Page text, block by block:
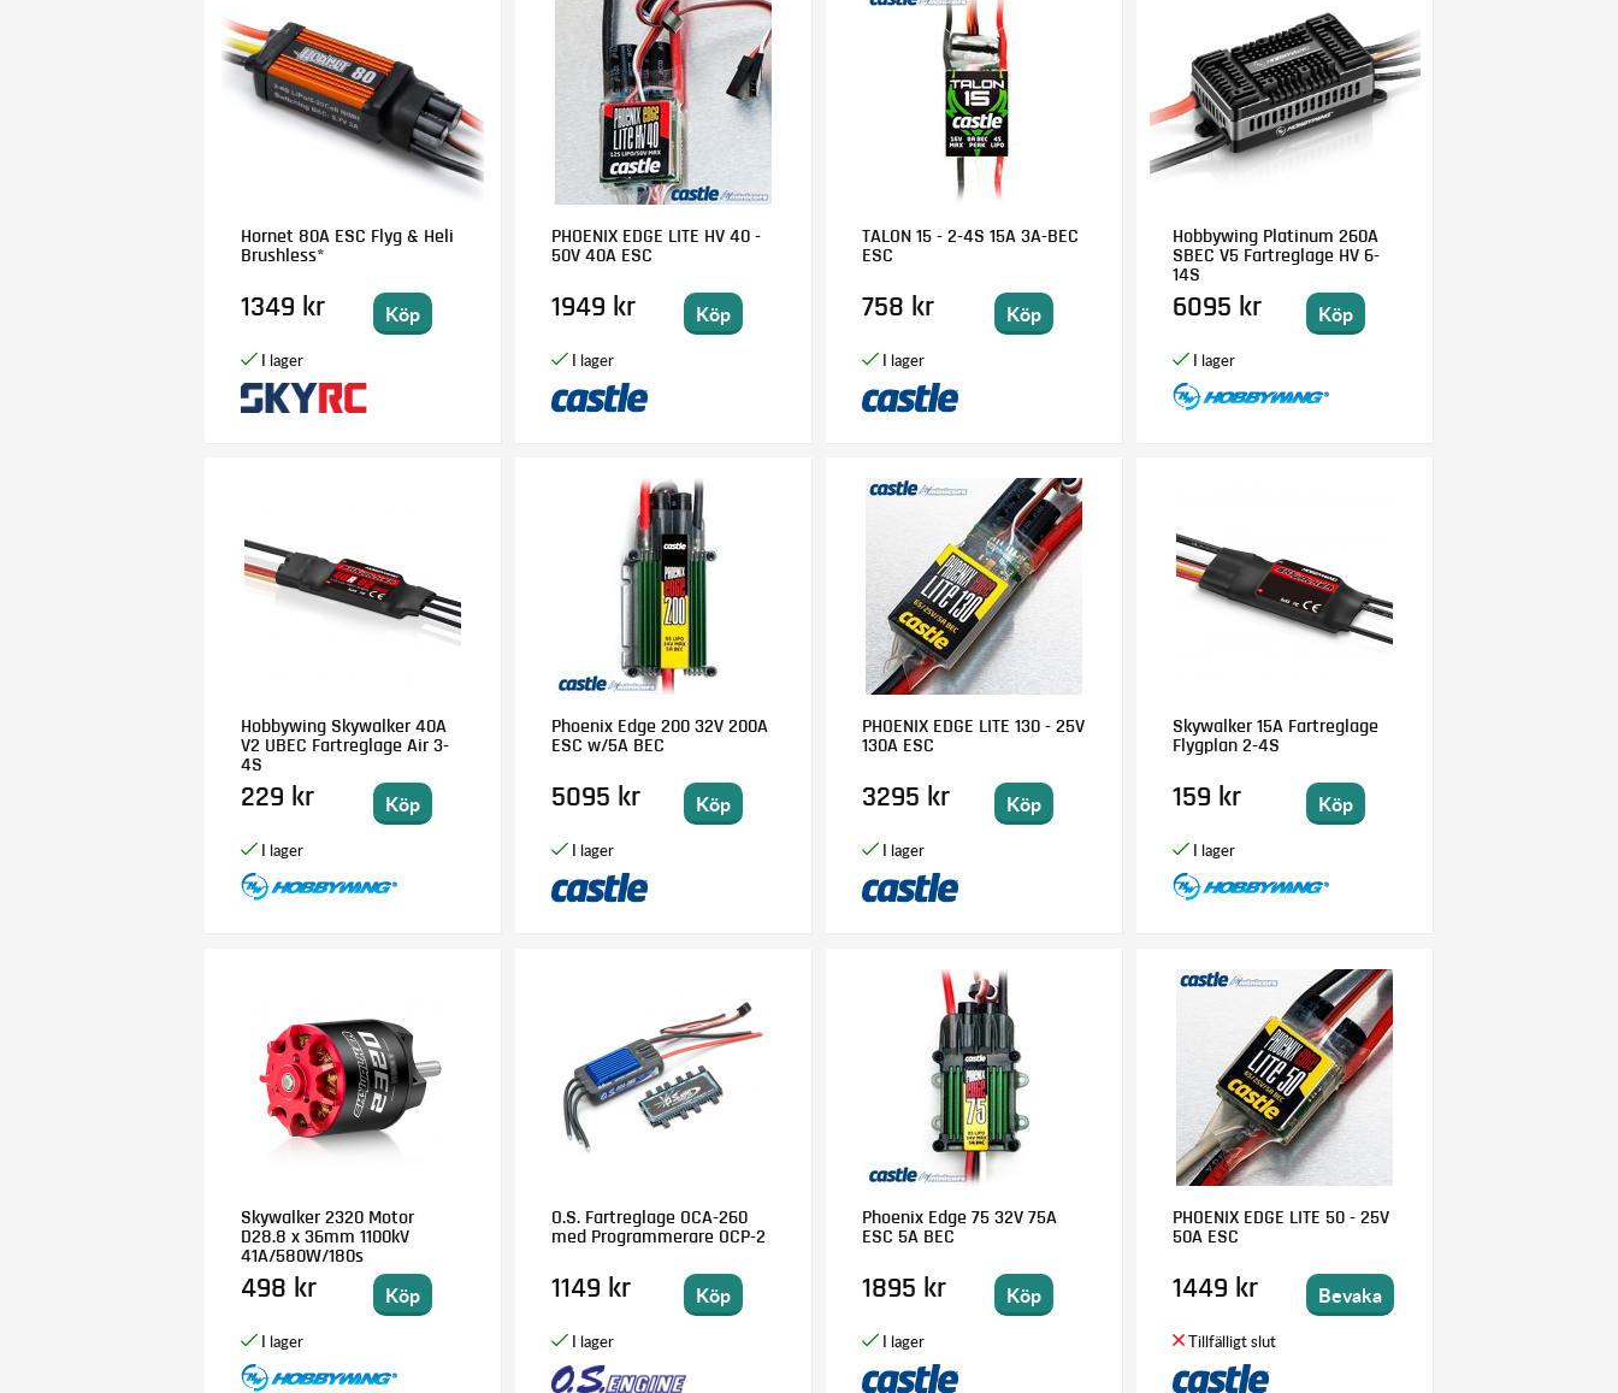
Hornet 80A ESC Flyg & Heli
Brushless*
1349 kr Köp
PHOENIX EDGE LITE HV 40 -
50V 40A ESC
1949 kr Köp
TALON 15 - 2-4S 15A 3A-BEC
ESC
758 kr Köp
Hobbywing Platinum 260A
SBEC V5 Fartreglage HV 6-
14S
6095 kr Köp
Hobbywing Skywalker 40A
V2 UBEC Fartreglage Air 3-
4S
229 kr Köp
Phoenix Edge 200 32V 200A
ESC w/5A BEC
5095 kr Köp
PHOENIX EDGE LITE 130 - 25V
130A ESC
3295 kr Köp
Skywalker 15A Fartreglage
Flygplan 2-4S
159 kr Köp
Skywalker 2320 Motor
D28.8 x 36mm 1100kV
41A/580W/180s
498 kr Köp
O.S. Fartreglage OCA-260
med Programmerare OCP-2
1149 kr Köp
Phoenix Edge 75 32V 75A
ESC 5A BEC
1895 kr Köp
PHOENIX EDGE LITE 50 - 25V
50A ESC
1449 kr Bevaka